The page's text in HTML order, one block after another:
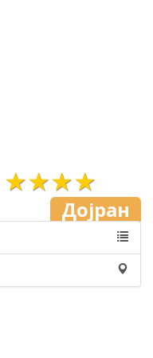
★★★★
Дојран